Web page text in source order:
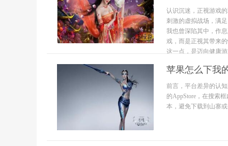
认识沉迷，正视游戏
刺激的虚拟战场，满
我也曾深陷其中，作
戏，而是正视其带来
这一点，是迈向健康
苹果怎么下我
前言，平台差异的认
的AppStore，在搜索
本，避免下载到山寨